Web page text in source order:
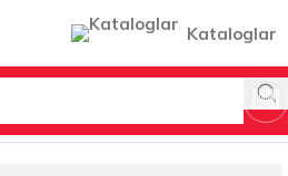
Kataloglar
MUHTELİF BANYO AKSESUARLARI